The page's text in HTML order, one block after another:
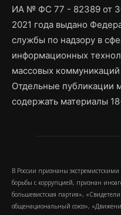
ИА № ФС 77 - 82389 от
2021 года выдано
службы по надзору в
информационных
массовых коммуникаций
Отдельные публикации
содержать материалы
В России признаны
борьбы с коррупцией, признан
большевистская партия»,
общенациональный союз»,